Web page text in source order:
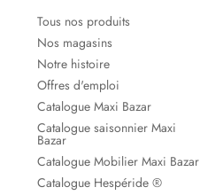
Tous nos produits
Nos magasins
Notre histoire
Offres d'emploi
Catalogue Maxi Bazar
Catalogue saisonnier Maxi
Bazar
Catalogue Mobilier Maxi Bazar
Catalogue Hespéride ®